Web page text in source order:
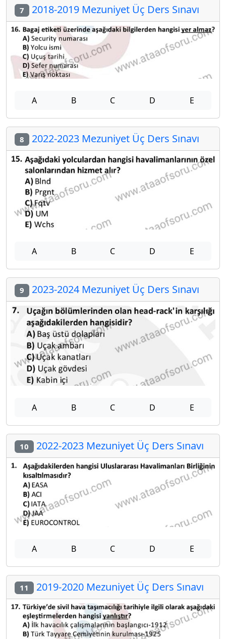
7 2018-2019 Mezuniyet Üç Ders Sınavı
A B C D E
8 2022-2023 Mezuniyet Üç Ders Sınavı
A B C D E
9 2023-2024 Mezuniyet Üç Ders Sınavı
A B C D E
10 2022-2023 Mezuniyet Üç Ders Sınavı
A B C D E
11 2019-2020 Mezuniyet Üç Ders Sınavı